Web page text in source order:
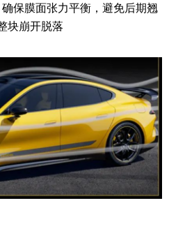
保膜面张力平衡，避免后期翘
块崩开脱落